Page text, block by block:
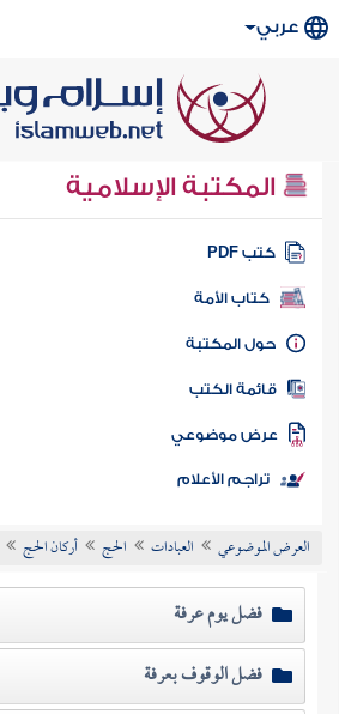
عربي
المكتبة الإسلامية
كتب PDF
كتاب الأمة
المكتبة
الكتب
موضوعي
تراجم الأعلام
العرض الموضوعي العبادات الحج أركان الحج
فضل يوم عرفة
فضل الوقوف بعرفة